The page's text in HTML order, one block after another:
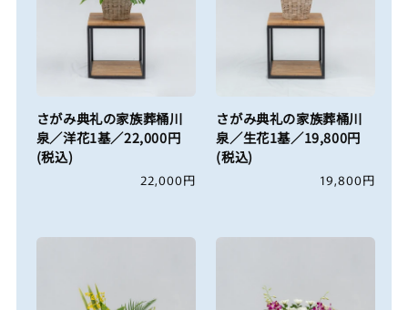
さがみ典礼の家族葬桶川
泉／洋花1基／22,000円
(税込)
通
格
22,000円
さがみ典礼の家族葬桶川
泉／生花1基／19,800円
(税込)
通
格
19,800円